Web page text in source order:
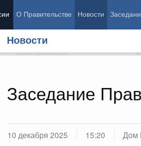
О Правительстве Новости
Новости
Заседание
10 декабря 2025 15:20 Дом
Председатель Правительства
Вице-премьеры
Здоровье
Образование